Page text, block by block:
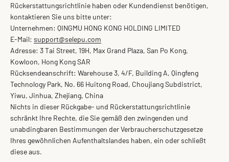
Rückerstattungsrichtlinie haben oder Kundendienst benötigen,
kontaktieren Sie uns bitte unter:
Unternehmen: QINGMU HONG KONG HOLDING LIMITED
E-Mail: support@selepu.com
Adresse: 3 Tai Street, 19H, Max Grand Plaza, San Po Kong,
Kowloon, Hong Kong SAR
Rücksendeanschrift: Warehouse 3, 4/F, Building A, Qingfeng
Technology Park, No. 66 Huitong Road, Choujiang Subdistrict,
Yiwu, Jinhua, Zhejiang, China
Nichts in dieser Rückgabe- und Rückerstattungsrichtlinie
schränkt Ihre Rechte, die Sie gemäß den zwingenden und
unabdingbaren Bestimmungen der Verbraucherschutzgesetze
Ihres gewöhnlichen Aufenthaltslandes haben, ein oder schließt
diese aus.